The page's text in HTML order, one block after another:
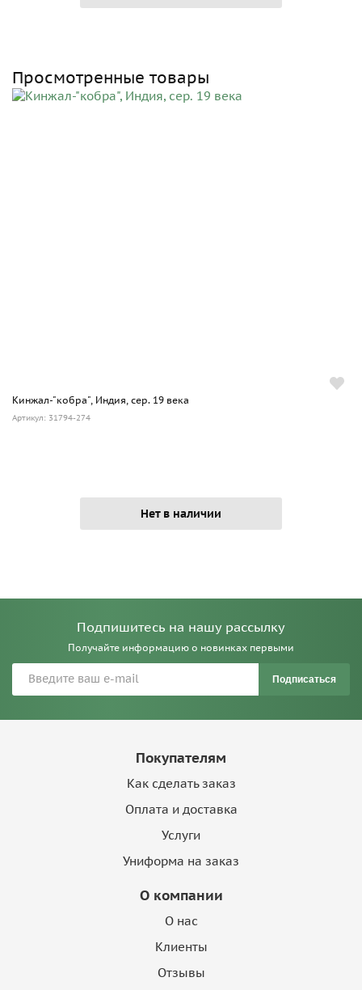
Просмотренные товары
Кинжал-"кобра", Индия, сер. 19 века
Артикул: 31794-274
Нет в наличии
Подпишитесь на нашу рассылку
Получайте информацию о новинках первыми
Подписаться
Покупателям
Как сделать заказ
Оплата и доставка
Услуги
Униформа на заказ
О компании
О нас
Клиенты
Отзывы